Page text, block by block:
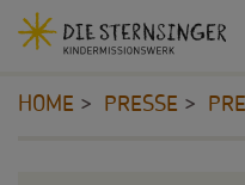
Seiteninhalt
Zur
MENU
befinden
HOME PRESSE